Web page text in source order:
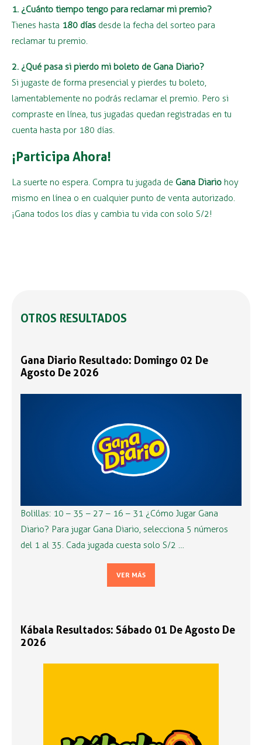
1. ¿Cuánto tiempo tengo para reclamar mi premio?
Tienes hasta 180 días desde la fecha del sorteo para
reclamar tu premio.
2. ¿Qué pasa si pierdo mi boleto de Gana Diario?
Si jugaste de forma presencial y pierdes tu boleto,
lamentablemente no podrás reclamar el premio. Pero si
compraste en línea, tus jugadas quedan registradas en tu
cuenta hasta por 180 días.
¡Participa Ahora!
La suerte no espera. Compra tu jugada de Gana Diario hoy
mismo en línea o en cualquier punto de venta autorizado.
¡Gana todos los días y cambia tu vida con solo S/2!
OTROS RESULTADOS
Gana Diario Resultado: Domingo 02 De
Agosto De 2026
Bolillas: 10 – 35 – 27 – 16 – 31 ¿Cómo Jugar Gana
Diario? Para jugar Gana Diario, selecciona 5 números
del 1 al 35. Cada jugada cuesta solo S/2 …
VER MÁS
Kábala Resultados: Sábado 01 De Agosto De
2026